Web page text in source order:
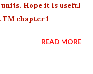
Hope it is useful
chapter 1
READ MORE